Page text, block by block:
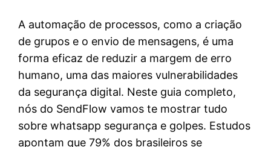
A automação de processos, como a criação
de grupos e o envio de mensagens, é uma
forma eficaz de reduzir a margem de erro
humano, uma das maiores vulnerabilidades
da segurança digital. Neste guia completo,
nós do SendFlow vamos te mostrar tudo
sobre whatsapp segurança e golpes. Estudos
apontam que 79% dos brasileiros se